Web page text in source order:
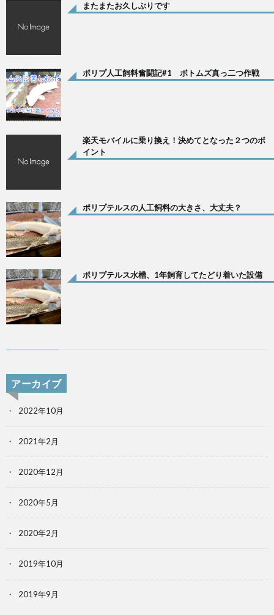
またまたお久しぶりです
ポリプ人工飼料奮闘記#1 ボトムズ真っ二つ作戦
楽天モバイルに乗り換え！決めてとなった２つのポ
イント
ポリプテルスの人工飼料の大きさ、大丈夫？
ポリプテルス水槽、1年飼育してたどり着いた設備
アーカイブ
2022年10月
2021年2月
2020年12月
2020年5月
2020年2月
2019年10月
2019年9月